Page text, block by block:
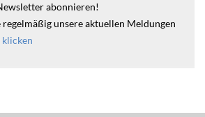
abonnieren!
unsere aktuellen Meldungen